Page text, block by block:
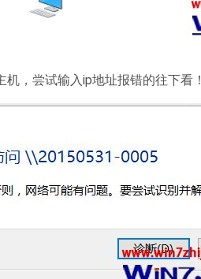
机，尝试输入ip地址报错的往下看！